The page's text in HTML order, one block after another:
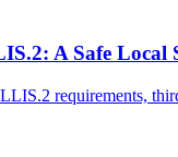
A Safe Local
requirements,